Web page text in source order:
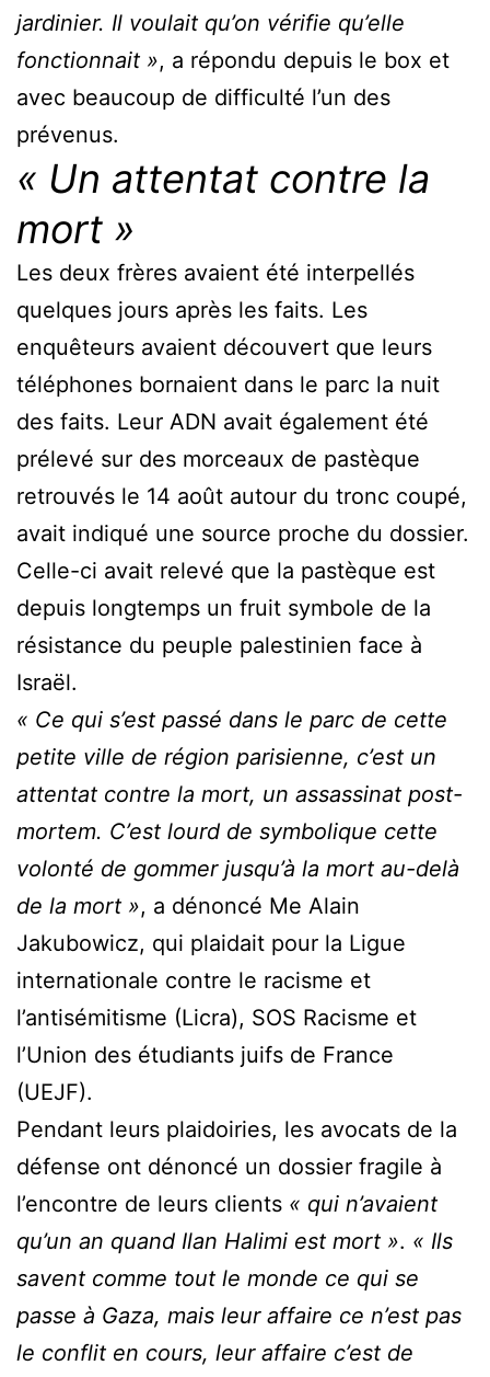
jardinier. Il voulait qu’on vérifie qu’elle
fonctionnait », a répondu depuis le box et
avec beaucoup de difficulté l’un des
prévenus.
« Un attentat contre la
mort »
Les deux frères avaient été interpellés
quelques jours après les faits. Les
enquêteurs avaient découvert que leurs
téléphones bornaient dans le parc la nuit
des faits. Leur ADN avait également été
prélevé sur des morceaux de pastèque
retrouvés le 14 août autour du tronc coupé,
avait indiqué une source proche du dossier.
Celle-ci avait relevé que la pastèque est
depuis longtemps un fruit symbole de la
résistance du peuple palestinien face à
Israël.
« Ce qui s’est passé dans le parc de cette
petite ville de région parisienne, c’est un
attentat contre la mort, un assassinat post-
mortem. C’est lourd de symbolique cette
volonté de gommer jusqu’à la mort au-delà
de la mort », a dénoncé Me Alain
Jakubowicz, qui plaidait pour la Ligue
internationale contre le racisme et
l’antisémitisme (Licra), SOS Racisme et
l’Union des étudiants juifs de France
(UEJF).
Pendant leurs plaidoiries, les avocats de la
défense ont dénoncé un dossier fragile à
l’encontre de leurs clients « qui n’avaient
qu’un an quand Ilan Halimi est mort ». « Ils
savent comme tout le monde ce qui se
passe à Gaza, mais leur affaire ce n’est pas
le conflit en cours, leur affaire c’est de